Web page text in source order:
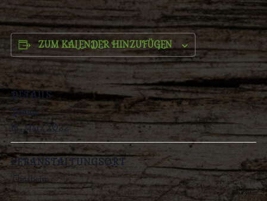
ZUM KALENDER HINZUFÜGEN
DETAILS
Datum:
18. März 2022
VERANSTALTUNGSORT
Thorheim